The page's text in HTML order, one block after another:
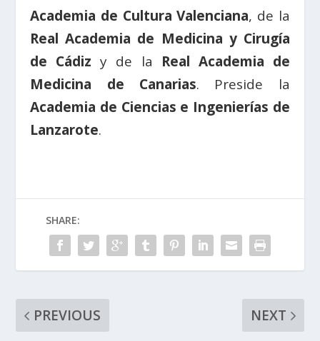
Academia de Cultura Valenciana, de la
Real Academia de Medicina y Cirugía
de Cádiz y de la Real Academia de
Medicina de Canarias. Preside la
Academia de Ciencias e Ingenierías de
Lanzarote.
SHARE:
PREVIOUS
NEXT